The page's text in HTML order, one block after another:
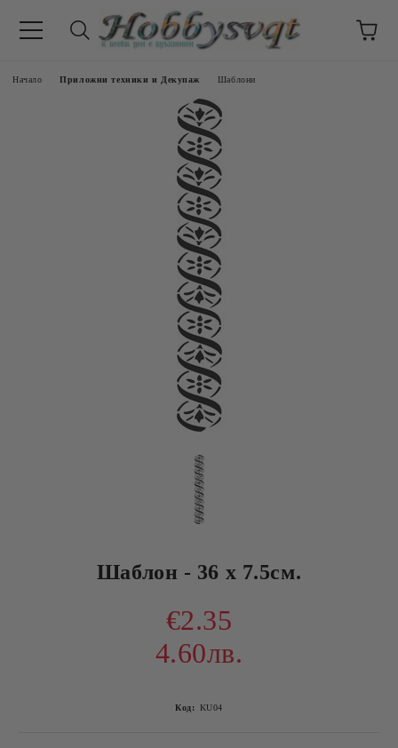
Начало Приложни техники и Декупаж Шаблони
Шаблон - 36 х 7.5см.
€2.35
4.60лв.
Код: KU04